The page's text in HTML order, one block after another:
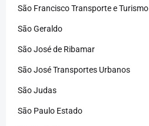
São Francisco Transporte e Turismo
São Geraldo
São José de Ribamar
São José Transportes Urbanos
São Judas
São Paulo Estado